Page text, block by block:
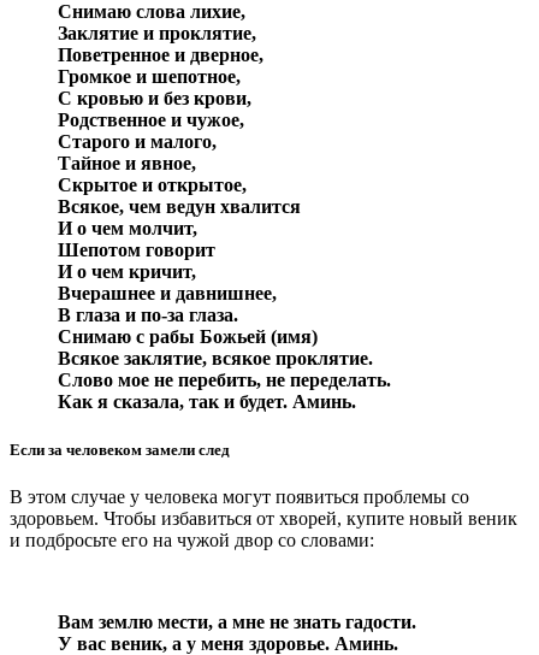
Снимаю слова лихие,
Заклятие и проклятие,
Поветренное и дверное,
Громкое и шепотное,
С кровью и без крови,
Родственное и чужое,
Старого и малого,
Тайное и явное,
Скрытое и открытое,
Всякое, чем ведун хвалится
И о чем молчит,
Шепотом говорит
И о чем кричит,
Вчерашнее и давнишнее,
В глаза и по-за глаза.
Снимаю с рабы Божьей (имя)
Всякое заклятие, всякое проклятие.
Слово мое не перебить, не переделать.
Как я сказала, так и будет. Аминь.
Если за человеком замели след
В этом случае у человека могут появиться проблемы со
здоровьем. Чтобы избавиться от хворей, купите новый веник
и подбросьте его на чужой двор со словами:
Вам землю мести, а мне не знать гадости.
У вас веник, а у меня здоровье. Аминь.